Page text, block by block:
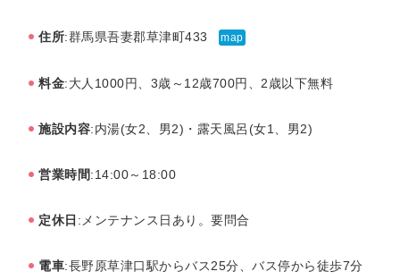
住所:群馬県吾妻郡草津町433 map
料金:大人1000円、3歳～12歳700円、2歳以下無料
施設内容:内湯(女2、男2)・露天風呂(女1、男2)
営業時間:14:00～18:00
定休日 :メンテナンス日あり。要問合
電車:長野原草津口駅からバス25分、バス停から徒歩7分